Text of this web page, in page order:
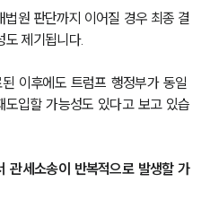
원 판단까지 이어질 경우 최종 결
도 제기됩니다.
이후에도 트럼프 행정부가 동일
입할 가능성도 있다고 보고 있습
관세소송이 반복적으로 발생할 가